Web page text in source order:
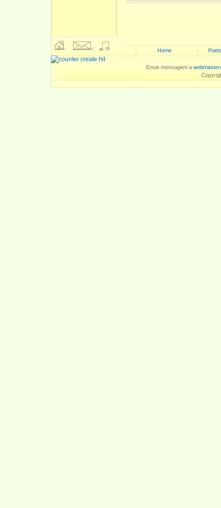
Home
Envie mensagem a